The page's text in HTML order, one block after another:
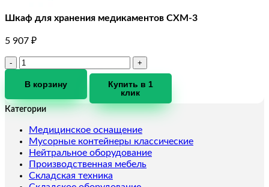
Шкаф для хранения медикаментов СХМ-3
5 907 ₽
Количество
Шкаф
хранения
СХМ-3
В корзину
Купить в 1
клик
Категории
Медицинское оснащение
Мусорные контейнеры классические
Нейтральное оборудование
Производственная мебель
Складская техника